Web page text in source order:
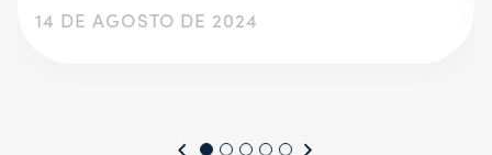
14 DE AGOSTO DE 2024